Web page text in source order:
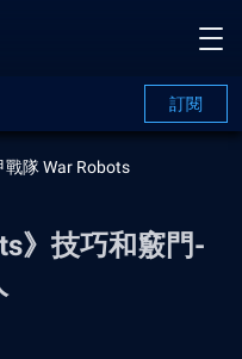
訂閱
戰隊 War Robots
》技巧和竅門-